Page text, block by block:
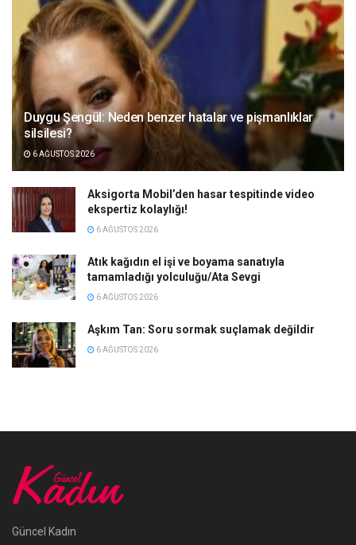
Duygu Şengül: Neden benzer hatalar ve pişmanlıklar
silsilesi?
6 AĞUSTOS 2026
Aksigorta Mobil’den hasar tespitinde video
ekspertiz kolaylığı!
6 AĞUSTOS 2026
Atık kağıdın el işi ve boyama sanatıyla
tamamladığı yolculuğu/Ata Sevgi
6 AĞUSTOS 2026
Aşkım Tan: Soru sormak suçlamak değildir
6 AĞUSTOS 2026
Güncel Kadın